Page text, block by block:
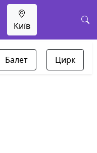
Київ
Балет Цирк